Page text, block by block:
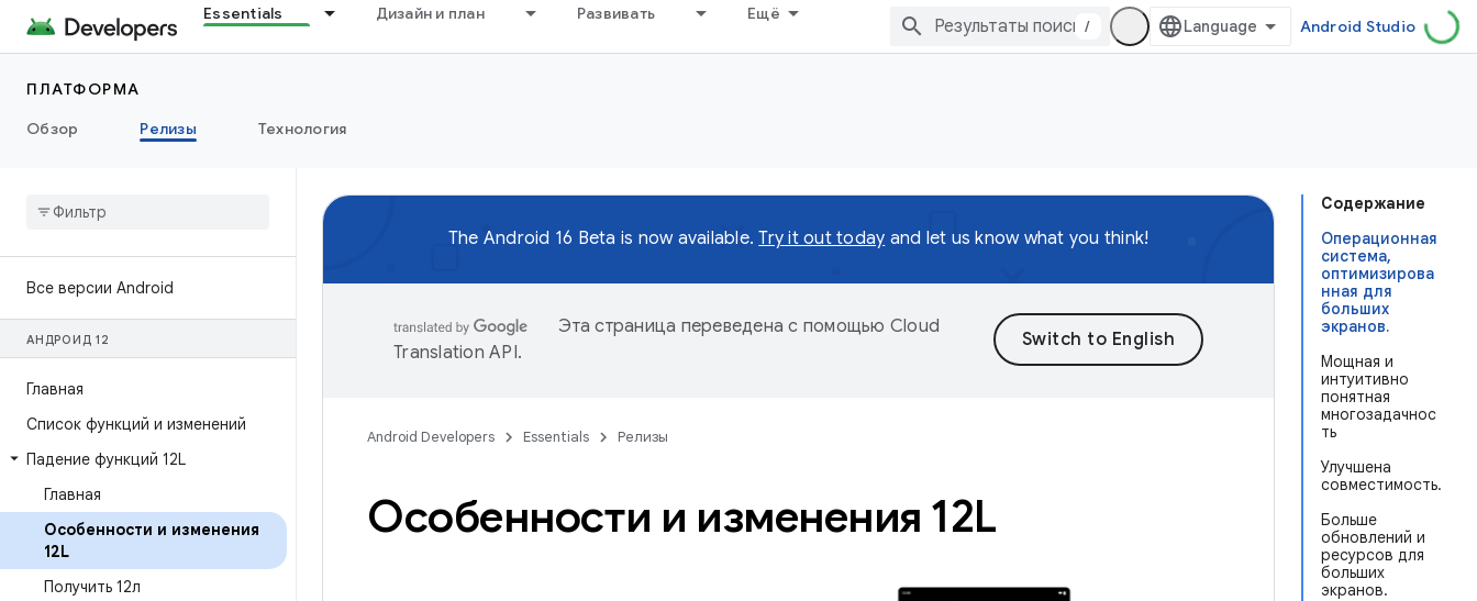
Essentials Дизайн и план Развивать Ещё
/ Android Studio
ПЛАТФОРМА
Обзор
Релизы Технология
Все версии Android
АНДРОИД 12
Главная
Список функций и изменений
Падение функций 12L
Главная
Особенности и изменения
12L
Получить 12л
Содержание
Операционная
система,
оптимизирова
нная для
больших
экранов.
Мощная и
интуитивно
понятная
многозадачнос
ть
Улучшена
совместимость.
Больше
обновлений и
ресурсов для
больших
экранов.
The Android 16 Beta is now available.Try it out today and let us know what you think!
Эта страница переведена с помощью Cloud
Translation API.
Android Developers Essentials Релизы
Особенности и изменения 12L